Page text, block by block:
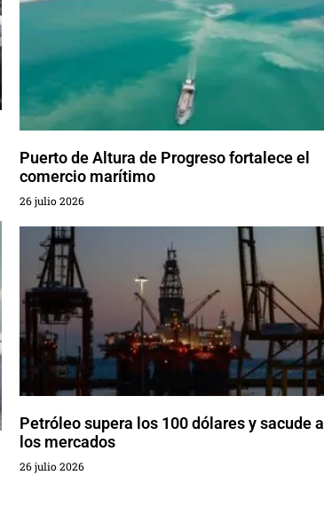
Puerto de Altura de Progreso fortalece el
comercio marítimo
26 julio 2026
Petróleo supera los 100 dólares y sacude a
los mercados
26 julio 2026